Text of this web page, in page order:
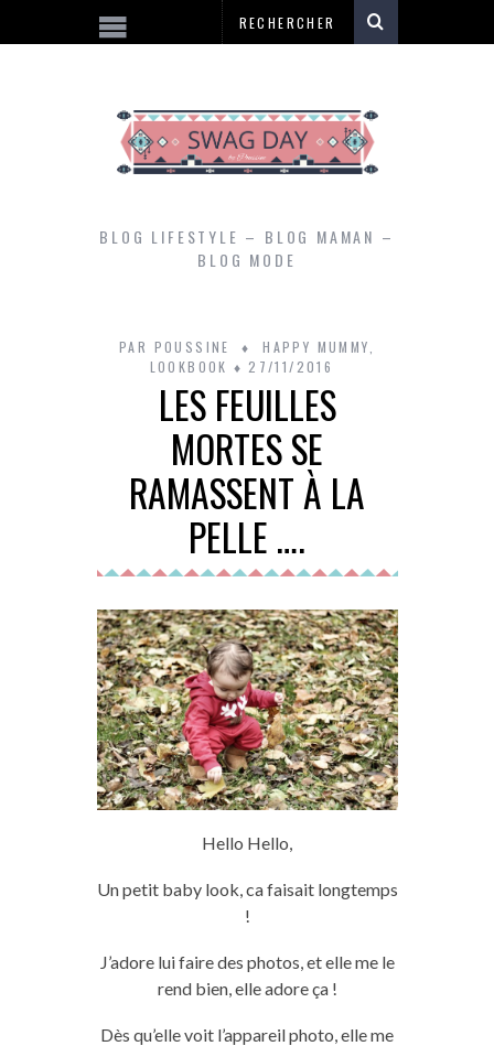
BLOG LIFESTYLE – BLOG MAMAN –
BLOG MODE
PAR POUSSINE HAPPY MUMMY
LOOKBOOK
27/11/2016
LES FEUILLES
MORTES SE
RAMASSENT À LA
PELLE ….
Hello Hello,
Un petit baby look,cafaisait longtemps
!
J’adore lui faire des photos, et elle me le
rend bien, elle adore ça !
Dès qu’elle voit l’appareil photo, elle me